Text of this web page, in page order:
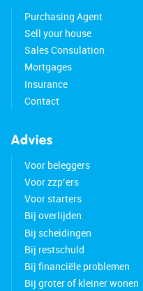
Purchasing Agent
Sell your house
Sales Consulation
Mortgages
Insurance
Contact
Advies
Voor beleggers
Voor zzp’ers
Voor starters
Bij overlijden
Bij scheidingen
Bij restschuld
Bij financiële problemen
Bij groter of kleiner wonen